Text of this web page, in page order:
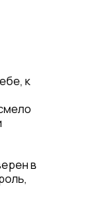
к
в